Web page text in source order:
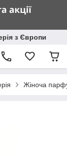
з Європи
Жіноча